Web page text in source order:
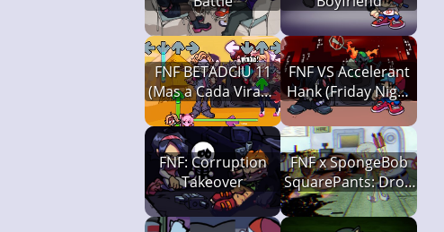
FNF BETADCIU 11
(Mas a Cada Virada
um Cover Diferente
é Usado, Friday
Night Funkin')
FNF VS Accelerant
Hank (Friday Night
Funkin')
FNF: Corruption
Takeover
FNF x SpongeBob
SquarePants: Drop
to the Deck
(Rehydrated)